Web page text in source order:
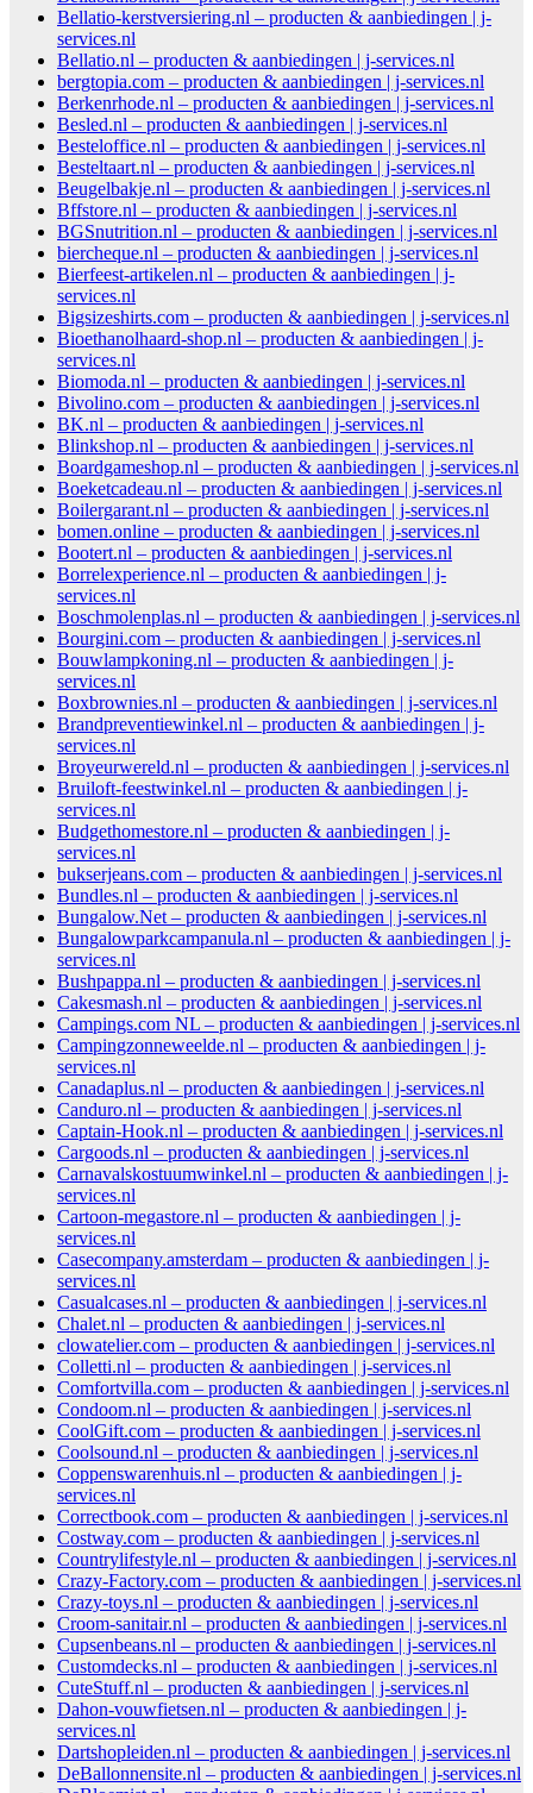
Bellatio-kerstversiering.nl – producten & aanbiedingen | j-
services.nl
Bellatio.nl – producten & aanbiedingen | j-services.nl
bergtopia.com – producten & aanbiedingen | j-services.nl
Berkenrhode.nl – producten & aanbiedingen | j-services.nl
Besled.nl – producten & aanbiedingen | j-services.nl
Besteloffice.nl – producten & aanbiedingen | j-services.nl
Besteltaart.nl – producten & aanbiedingen | j-services.nl
Beugelbakje.nl – producten & aanbiedingen | j-services.nl
Bffstore.nl – producten & aanbiedingen | j-services.nl
BGSnutrition.nl – producten & aanbiedingen | j-services.nl
biercheque.nl – producten & aanbiedingen | j-services.nl
Bierfeest-artikelen.nl – producten & aanbiedingen | j-
services.nl
Bigsizeshirts.com – producten & aanbiedingen | j-services.nl
Bioethanolhaard-shop.nl – producten & aanbiedingen | j-
services.nl
Biomoda.nl – producten & aanbiedingen | j-services.nl
Bivolino.com – producten & aanbiedingen | j-services.nl
BK.nl – producten & aanbiedingen | j-services.nl
Blinkshop.nl – producten & aanbiedingen | j-services.nl
Boardgameshop.nl – producten & aanbiedingen | j-services.nl
Boeketcadeau.nl – producten & aanbiedingen | j-services.nl
Boilergarant.nl – producten & aanbiedingen | j-services.nl
bomen.online – producten & aanbiedingen | j-services.nl
Bootert.nl – producten & aanbiedingen | j-services.nl
Borrelexperience.nl – producten & aanbiedingen | j-
services.nl
Boschmolenplas.nl – producten & aanbiedingen | j-services.nl
Bourgini.com – producten & aanbiedingen | j-services.nl
Bouwlampkoning.nl – producten & aanbiedingen | j-
services.nl
Boxbrownies.nl – producten & aanbiedingen | j-services.nl
Brandpreventiewinkel.nl – producten & aanbiedingen | j-
services.nl
Broyeurwereld.nl – producten & aanbiedingen | j-services.nl
Bruiloft-feestwinkel.nl – producten & aanbiedingen | j-
services.nl
Budgethomestore.nl – producten & aanbiedingen | j-
services.nl
bukserjeans.com – producten & aanbiedingen | j-services.nl
Bundles.nl – producten & aanbiedingen | j-services.nl
Bungalow.Net – producten & aanbiedingen | j-services.nl
Bungalowparkcampanula.nl – producten & aanbiedingen | j-
services.nl
Bushpappa.nl – producten & aanbiedingen | j-services.nl
Cakesmash.nl – producten & aanbiedingen | j-services.nl
Campings.com NL – producten & aanbiedingen | j-services.nl
Campingzonneweelde.nl – producten & aanbiedingen | j-
services.nl
Canadaplus.nl – producten & aanbiedingen | j-services.nl
Canduro.nl – producten & aanbiedingen | j-services.nl
Captain-Hook.nl – producten & aanbiedingen | j-services.nl
Cargoods.nl – producten & aanbiedingen | j-services.nl
Carnavalskostuumwinkel.nl – producten & aanbiedingen | j-
services.nl
Cartoon-megastore.nl – producten & aanbiedingen | j-
services.nl
Casecompany.amsterdam – producten & aanbiedingen | j-
services.nl
Casualcases.nl – producten & aanbiedingen | j-services.nl
Chalet.nl – producten & aanbiedingen | j-services.nl
clowatelier.com – producten & aanbiedingen | j-services.nl
Colletti.nl – producten & aanbiedingen | j-services.nl
Comfortvilla.com – producten & aanbiedingen | j-services.nl
Condoom.nl – producten & aanbiedingen | j-services.nl
CoolGift.com – producten & aanbiedingen | j-services.nl
Coolsound.nl – producten & aanbiedingen | j-services.nl
Coppenswarenhuis.nl – producten & aanbiedingen | j-
services.nl
Correctbook.com – producten & aanbiedingen | j-services.nl
Costway.com – producten & aanbiedingen | j-services.nl
Countrylifestyle.nl – producten & aanbiedingen | j-services.nl
Crazy-Factory.com – producten & aanbiedingen | j-services.nl
Crazy-toys.nl – producten & aanbiedingen | j-services.nl
Croom-sanitair.nl – producten & aanbiedingen | j-services.nl
Cupsenbeans.nl – producten & aanbiedingen | j-services.nl
Customdecks.nl – producten & aanbiedingen | j-services.nl
CuteStuff.nl – producten & aanbiedingen | j-services.nl
Dahon-vouwfietsen.nl – producten & aanbiedingen | j-
services.nl
Dartshopleiden.nl – producten & aanbiedingen | j-services.nl
DeBallonnensite.nl – producten & aanbiedingen | j-services.nl